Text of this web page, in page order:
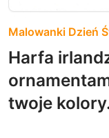
Malowanki Dzień
Harfa
twoje